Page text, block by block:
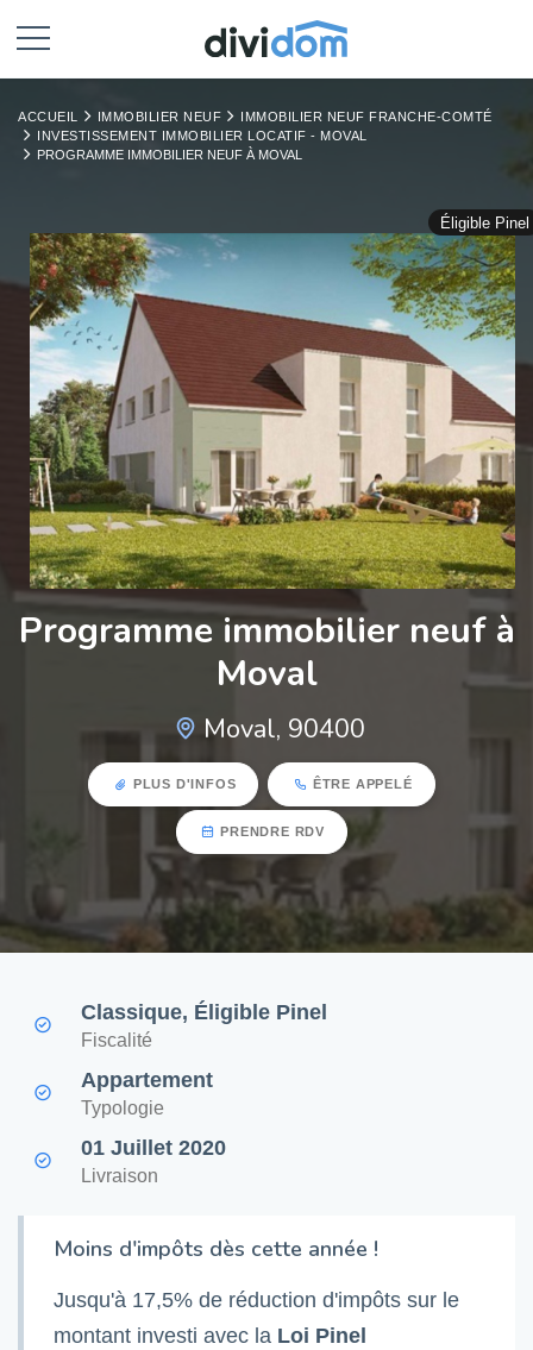
ACCUEIL IMMOBILIER NEUF
IMMOBILIER NEUF FRANCHE-COMTÉ
INVESTISSEMENT IMMOBILIER LOCATIF - MOVAL
PROGRAMME IMMOBILIER NEUF À MOVAL
Éligible Pinel
Programme immobilier neuf à
Moval
Moval, 90400
PLUS D'INFOS ÊTRE APPELÉ
PRENDRE RDV
Classique, Éligible Pinel
Fiscalité
Appartement
Typologie
01 Juillet 2020
Livraison
Moins d'impôts dès cette année !
Jusqu'à 17,5% de réduction d'impôts sur le
montant investi avec la Loi Pinel